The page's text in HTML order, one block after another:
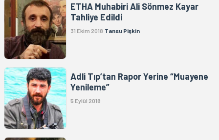
ETHA Muhabiri Ali Sönmez Kayar
Tahliye Edildi
31 Ekim 2018 Tansu Pişkin
Adli Tıp’tan Rapor Yerine “Muayene
Yenileme”
5 Eylül 2018